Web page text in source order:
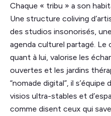
Chaque « tribu » a son
Une structure coliving
des studios insonorisés,
agenda culturel partagé. Le
quant à lui, valorise les
ouvertes et les jardins
“nomade digital”, il s’équipe
visios ultra-stables et
comme disent ceux qui